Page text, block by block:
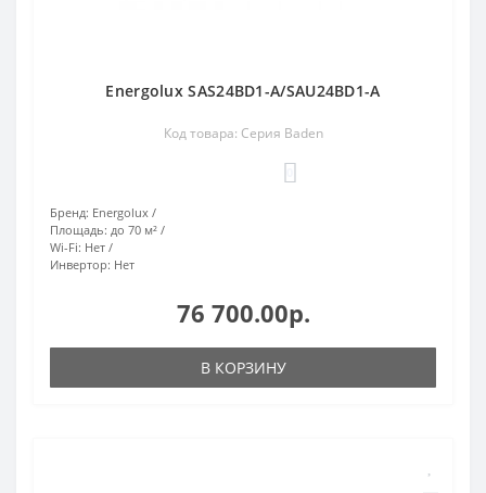
Energolux SAS24BD1-A/SAU24BD1-A
Код товара: Серия Baden
Бренд: Energolux
Площадь: до 70 м²
Wi-Fi: Нет
Инвертор: Нет
76 700.00р.
В КОРЗИНУ